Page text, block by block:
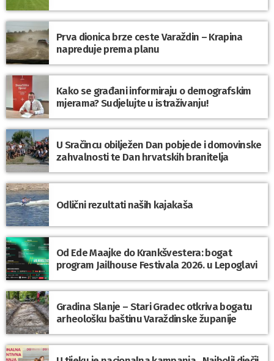
Prva dionica brze ceste Varaždin – Krapina
napreduje prema planu
Kako se građani informiraju o demografskim
mjerama? Sudjelujte u istraživanju!
U Sračincu obilježen Dan pobjede i domovinske
zahvalnosti te Dan hrvatskih branitelja
Odlični rezultati naših kajakaša
Od Ede Maajke do Krankšvestera: bogat
program Jailhouse Festivala 2026. u Lepoglavi
Gradina Slanje – Stari Gradec otkriva bogatu
arheološku baštinu Varaždinske županije